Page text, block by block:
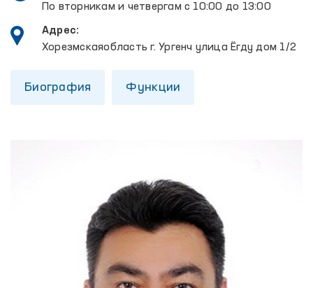
По вторникам и четвергам с 10:00 до 13:00
Адрес:
Хорезмскаяобласть г. Ургенч улица Ёгду дом 1/2
Биография Функции